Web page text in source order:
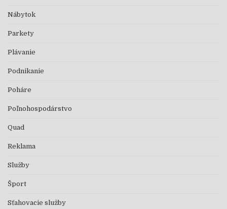
Nábytok
Parkety
Plávanie
Podnikanie
Poháre
Poľnohospodárstvo
Quad
Reklama
Služby
Šport
Sťahovacie služby